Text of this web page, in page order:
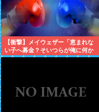
【衝撃】メイウェザー「恵まれな
い子へ募金？そいつらが俺に何か
してくれたのか・・・・・・？」